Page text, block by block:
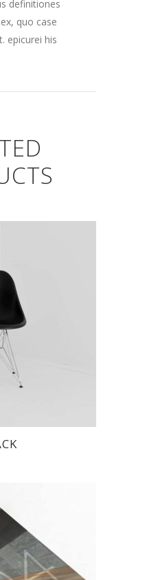
definitiones
quo case
epicurei his